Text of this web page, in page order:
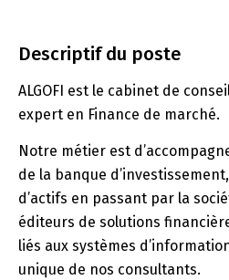
Descriptif du poste
ALGOFI est le cabinet de
expert en Finance de marché.
Notre métier est
de la banque
d’actifs en passant par la
éditeurs de solutions
liés aux systèmes
unique de nos consultants.